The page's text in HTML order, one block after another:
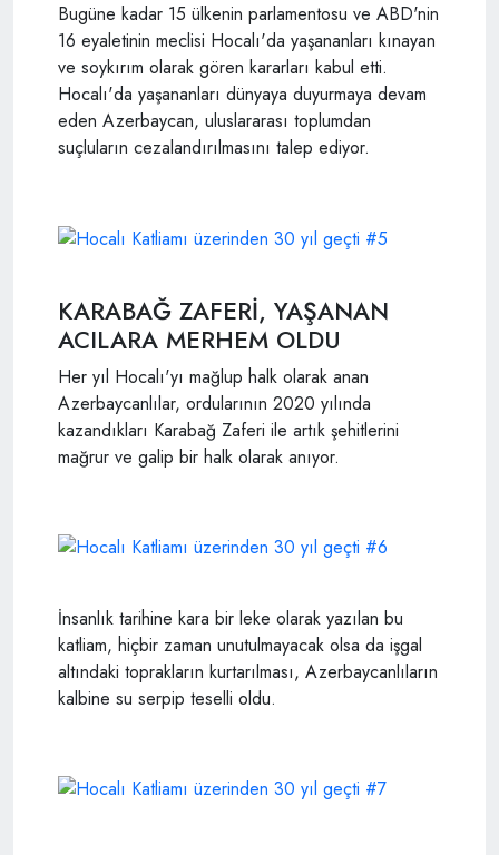
Bugüne kadar 15 ülkenin parlamentosu ve ABD'nin
16 eyaletinin meclisi Hocalı'da yaşananları kınayan
ve soykırım olarak gören kararları kabul etti.
Hocalı'da yaşananları dünyaya duyurmaya devam
eden Azerbaycan, uluslararası toplumdan
suçluların cezalandırılmasını talep ediyor.
KARABAĞ ZAFERİ, YAŞANAN
ACILARA MERHEM OLDU
Her yıl Hocalı'yı mağlup halk olarak anan
Azerbaycanlılar, ordularının 2020 yılında
kazandıkları Karabağ Zaferi ile artık şehitlerini
mağrur ve galip bir halk olarak anıyor.
İnsanlık tarihine kara bir leke olarak yazılan bu
katliam, hiçbir zaman unutulmayacak olsa da işgal
altındaki toprakların kurtarılması, Azerbaycanlıların
kalbine su serpip teselli oldu.